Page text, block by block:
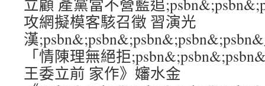
立顧 產黨當不營藍追
攻網擬模客駭召徵 習演光
漢
「情陳理無絕拒
王委立前 家作》嬸水金